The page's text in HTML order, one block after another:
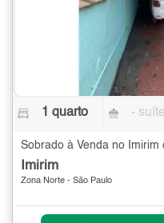
1 quarto - suíte
Sobrado à Venda no Imirim
Imirim
Zona Norte - São Paulo